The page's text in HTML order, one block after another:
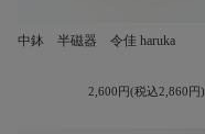
中鉢 半磁器 令佳 haruka
2,600円(税込2,860円)